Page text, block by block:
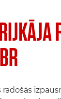
radošās